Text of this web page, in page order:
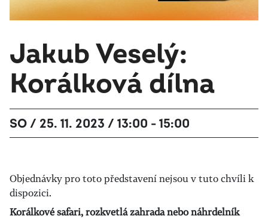
Jakub Veselý:
Korálková dílna
SO / 25. 11. 2023 / 13:00 - 15:00
Objednávky pro toto představení nejsou v tuto chvíli k
dispozici.
Korálkové safari, rozkvetlá zahrada nebo náhrdelník